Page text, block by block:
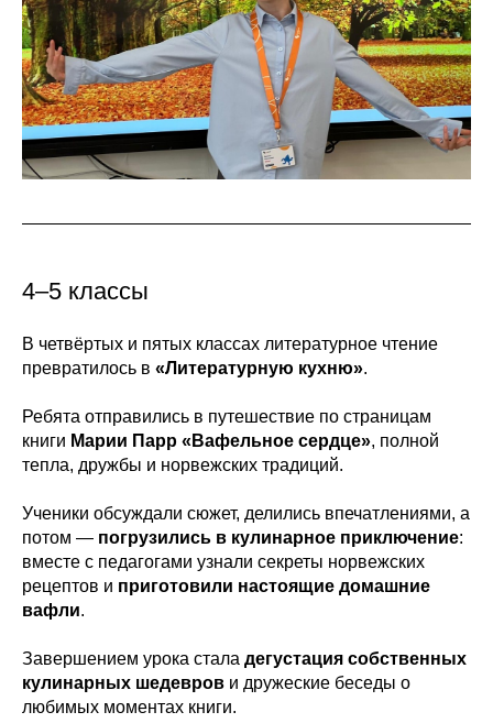
4–5 классы
В четвёртых и пятых классах литературное чтение
превратилось в «Литературную кухню».
Ребята отправились в путешествие по страницам
книги Марии Парр «Вафельное сердце», полной
тепла, дружбы и норвежских традиций.
Ученики обсуждали сюжет, делились впечатлениями, а
потом — погрузились в кулинарное приключение:
вместе с педагогами узнали секреты норвежских
рецептов и приготовили настоящие домашние
вафли.
Завершением урока стала дегустация собственных
кулинарных шедевров и дружеские беседы о
любимых моментах книги.